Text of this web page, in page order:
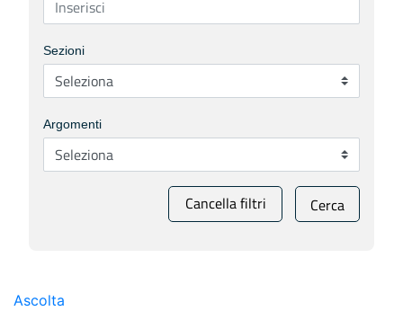
Sezioni
Argomenti
Cancella filtri Cerca
Ascolta